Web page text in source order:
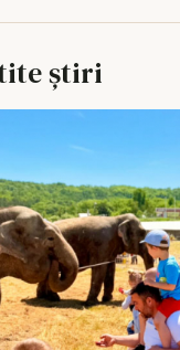
știri